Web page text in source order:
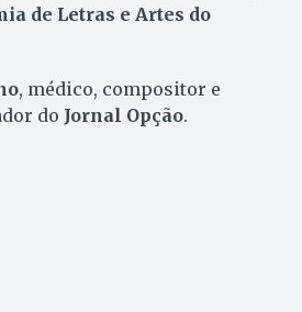
de Letras e Artes do
, médico, compositor e
do Jornal Opção.